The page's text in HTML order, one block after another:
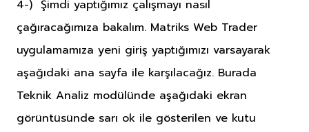
4-) Şimdi yaptığımız çalışmayı nasıl
çağıracağımıza bakalım. Matriks Web Trader
uygulamamıza yeni giriş yaptığımızı varsayarak
aşağıdaki ana sayfa ile karşılacağız. Burada
Teknik Analiz modülünde aşağıdaki ekran
görüntüsünde sarı ok ile gösterilen ve kutu